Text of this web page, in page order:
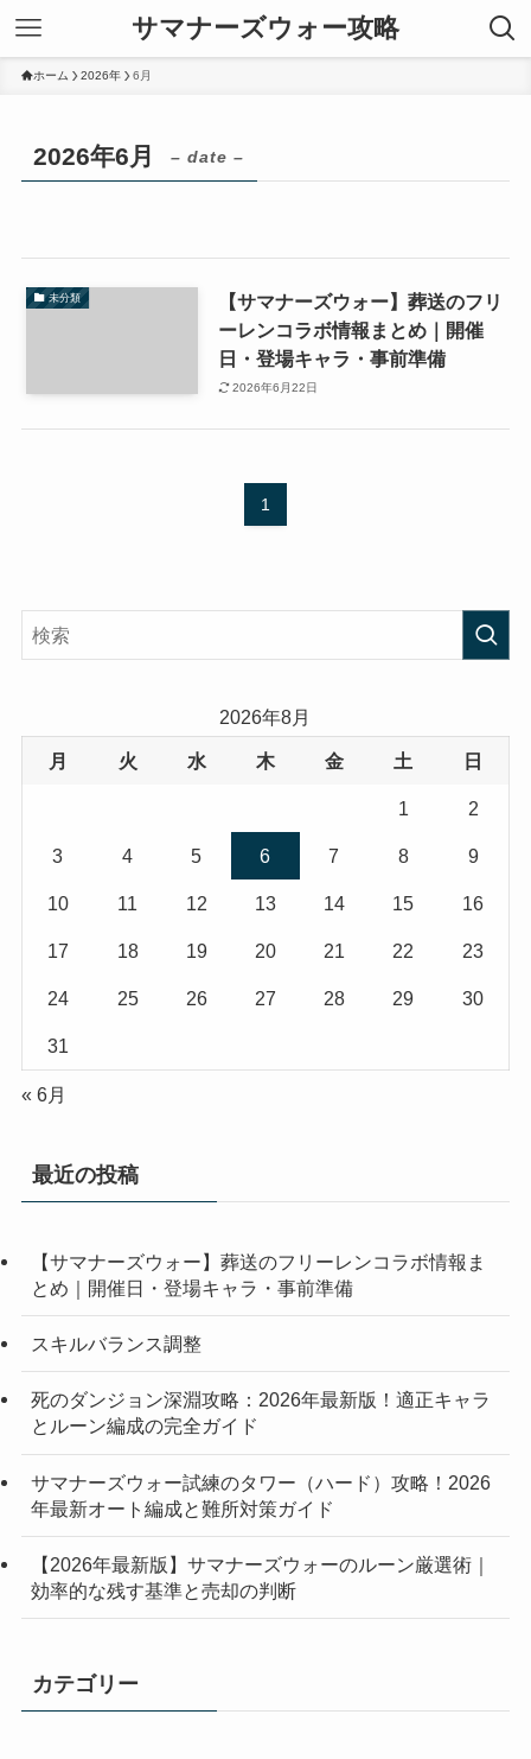
サマナーズウォー攻略
ホーム 2026年 6月
2026年6月 – date –
未分類
【サマナーズウォー】葬送のフリ
ーレンコラボ情報まとめ｜開催
日・登場キャラ・事前準備
2026年6月22日
1
2026年8月
月 火 水 木 金 土 日
1 2
3 4 5 6 7 8 9
10 11 12 13 14 15 16
17 18 19 20 21 22 23
24 25 26 27 28 29 30
31
« 6月
最近の投稿
【サマナーズウォー】葬送のフリーレンコラボ情報ま
とめ｜開催日・登場キャラ・事前準備
スキルバランス調整
死のダンジョン深淵攻略：2026年最新版！適正キャラ
とルーン編成の完全ガイド
サマナーズウォー試練のタワー（ハード）攻略！2026
年最新オート編成と難所対策ガイド
【2026年最新版】サマナーズウォーのルーン厳選術｜
効率的な残す基準と売却の判断
カテゴリー